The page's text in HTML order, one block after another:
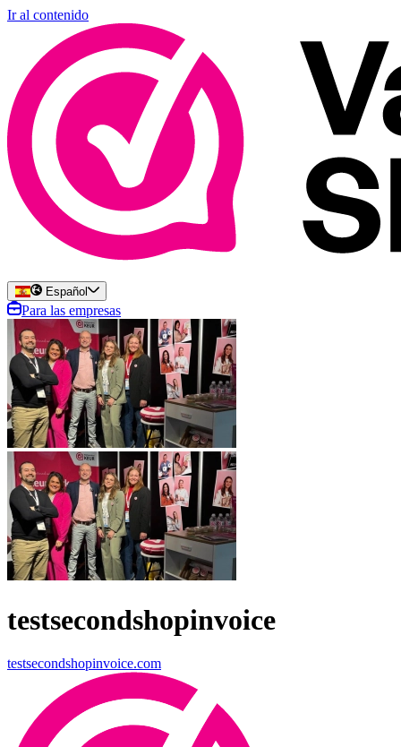
Ir al contenido
Español
Para las empresas
testsecondshopinvoice
testsecondshopinvoice.com